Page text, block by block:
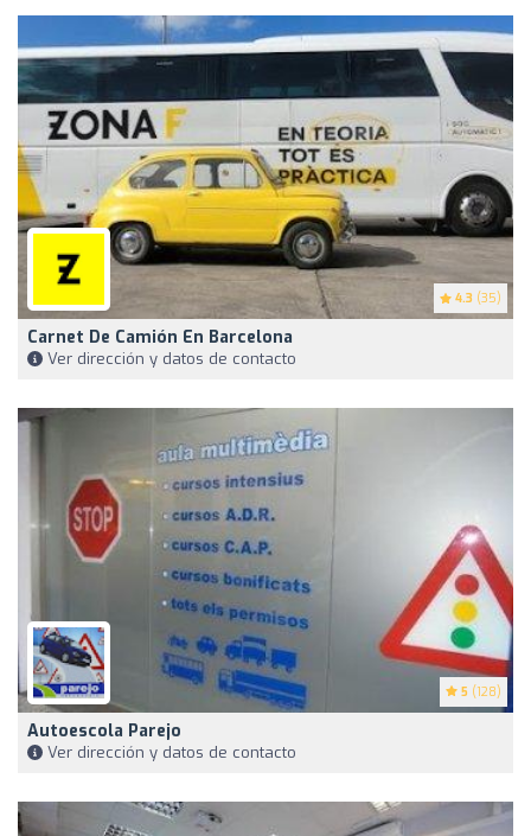
4.3 (35)
Carnet De Camión En Barcelona
Ver dirección y datos de contacto
5 (128)
Autoescola Parejo
Ver dirección y datos de contacto